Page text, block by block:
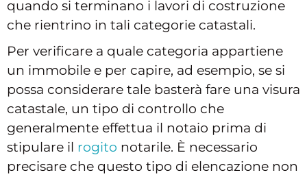
quando si terminano i lavori di costruzione
che rientrino in tali categorie catastali.
Per verificare a quale categoria appartiene
un immobile e per capire, ad esempio, se si
possa considerare tale basterà fare una visura
catastale, un tipo di controllo che
generalmente effettua il notaio prima di
stipulare il rogito notarile. È necessario
precisare che questo tipo di elencazione non